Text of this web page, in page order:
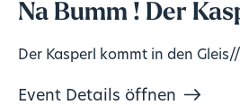
Na Bumm ! Der
Der Kasperl kommt in den
Event Details öffnen